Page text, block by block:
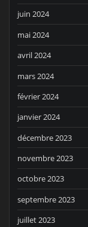
juin 2024
mai 2024
avril 2024
mars 2024
février 2024
janvier 2024
décembre 2023
novembre 2023
octobre 2023
septembre 2023
juillet 2023